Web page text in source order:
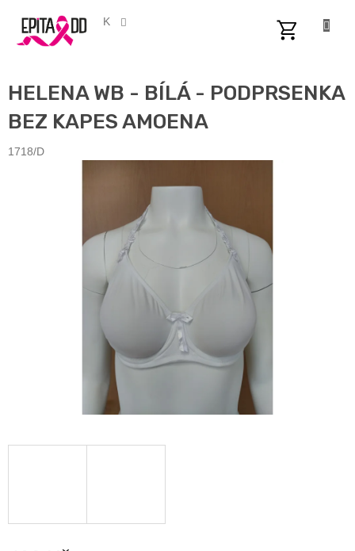
obsah
CZK
HELENA WB - BÍLÁ - PODPRSENKA
BEZ KAPES AMOENA
1718/D